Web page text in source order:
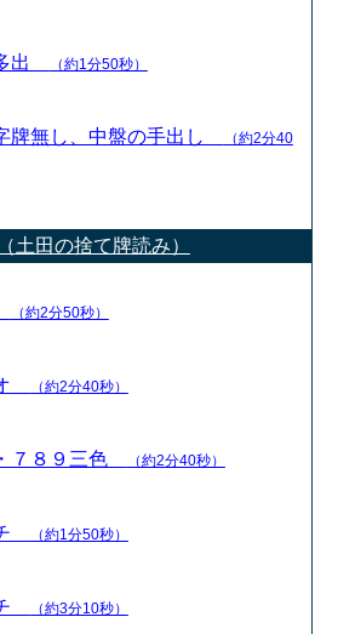
出 （約1分50秒）
牌無し、中盤の手出し
（約2分40
土田の捨て牌読み）
（約2分50秒）
（約2分40秒）
７８９三色 （約2分40秒）
（約1分50秒）
（約3分10秒）